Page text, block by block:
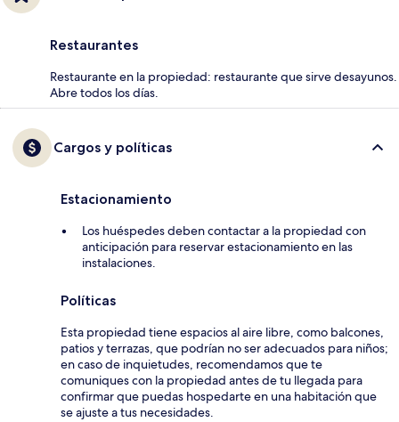
Restaurantes
Restaurante en la propiedad: restaurante que sirve desayunos.
Abre todos los días.
Cargos y políticas
Estacionamiento
Los huéspedes deben contactar a la propiedad con
anticipación para reservar estacionamiento en las
instalaciones.
Políticas
Esta propiedad tiene espacios al aire libre, como balcones,
patios y terrazas, que podrían no ser adecuados para niños;
en caso de inquietudes, recomendamos que te
comuniques con la propiedad antes de tu llegada para
confirmar que puedas hospedarte en una habitación que
se ajuste a tus necesidades.